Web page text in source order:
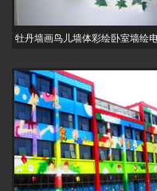
牡丹墙画鸟儿墙体彩绘卧室墙绘